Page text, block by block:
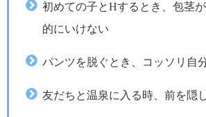
初めての子とHするとき、包茎
的にいけない
パンツを脱ぐとき、コッソリ自
友だちと温泉に入る時、前を隠